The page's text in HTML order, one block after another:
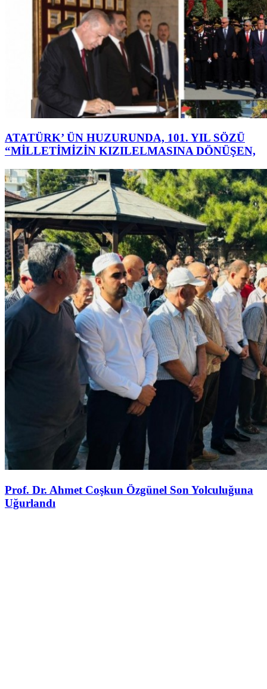
ATATÜRK’ ÜN HUZURUNDA, 101. YIL SÖZÜ
“MİLLETİMİZİN KIZILELMASINA DÖNÜŞEN,
Prof. Dr. Ahmet Coşkun Özgünel Son Yolculuğuna
Uğurlandı